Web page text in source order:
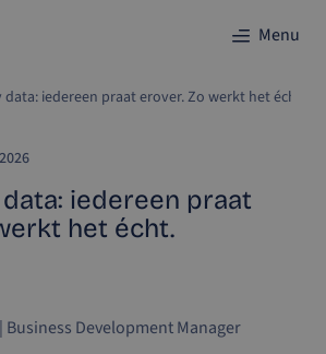
Menu
iedereen praat erover. Zo werkt het écht.
iedereen praat
het écht.
| Business Development Manager